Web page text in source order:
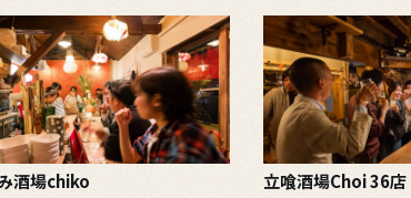
酒場chiko 立喰酒場Choi 36店